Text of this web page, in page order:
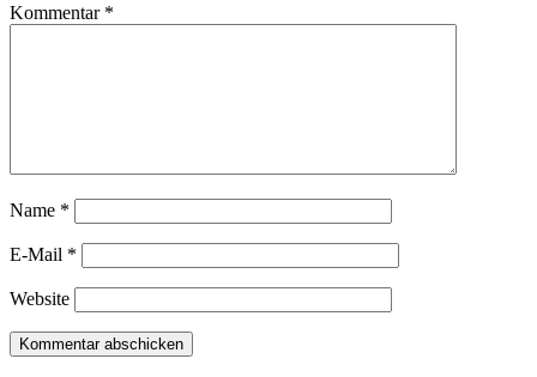
Kommentar *
Name *
E-Mail *
Website